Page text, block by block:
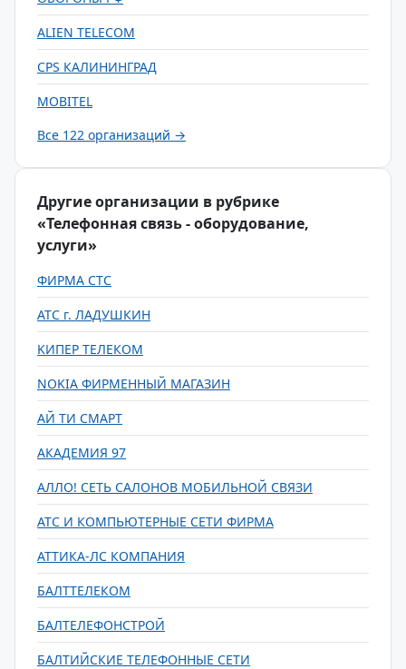
ALIEN TELECOM
CPS КАЛИНИНГРАД
MOBITEL
Все 122 организаций →
Другие организации в рубрике
«Телефонная связь - оборудование,
услуги»
ФИРМА СТС
АТС г. ЛАДУШКИН
KИПЕР ТЕЛЕКОМ
NOKIA ФИРМЕННЫЙ МАГАЗИН
АЙ ТИ СМАРТ
АКАДЕМИЯ 97
АЛЛО! СЕТЬ САЛОНОВ МОБИЛЬНОЙ СВЯЗИ
АТС И КОМПЬЮТЕРНЫЕ СЕТИ ФИРМА
АТТИКА-ЛС КОМПАНИЯ
БАЛТТЕЛЕКОМ
БАЛТЕЛЕФОНСТРОЙ
БАЛТИЙСКИЕ ТЕЛЕФОННЫЕ СЕТИ